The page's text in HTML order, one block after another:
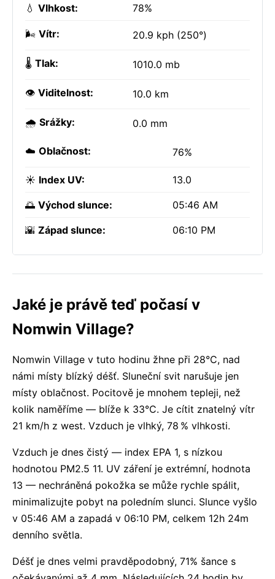
💧 Vlhkost: 78%
🌬️ Vítr: 20.9 kph (250°)
🌡️ Tlak: 1010.0 mb
👁️ Viditelnost: 10.0 km
🌧️ Srážky: 0.0 mm
☁️ Oblačnost: 76%
☀️ Index UV: 13.0
🌅 Východ slunce: 05:46 AM
🌇 Západ slunce: 06:10 PM
Jaké je právě teď počasí v
Nomwin Village?
Nomwin Village v tuto hodinu žhne při 28°C, nad
námi místy blízký déšť. Sluneční svit narušuje jen
místy oblačnost. Pocitově je mnohem tepleji, než
kolik naměříme — blíže k 33°C. Je cítit znatelný vítr
21 km/h z west. Vzduch je vlhký, 78 % vlhkosti.
Vzduch je dnes čistý — index EPA 1, s nízkou
hodnotou PM2.5 11. UV záření je extrémní, hodnota
13 — nechráněná pokožka se může rychle spálit,
minimalizujte pobyt na poledním slunci. Slunce vyšlo
v 05:46 AM a zapadá v 06:10 PM, celkem 12h 24m
denního světla.
Déšť je dnes velmi pravděpodobný, 71% šance s